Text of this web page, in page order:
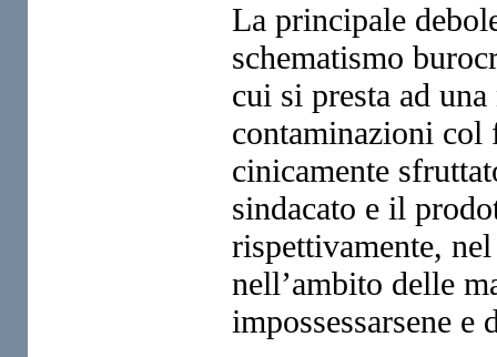
La principale
schematismo
cui si presta ad
contaminazioni col
cinicamente
sindacato e il
rispettivamente,
nell’ambito delle
impossessarsene e